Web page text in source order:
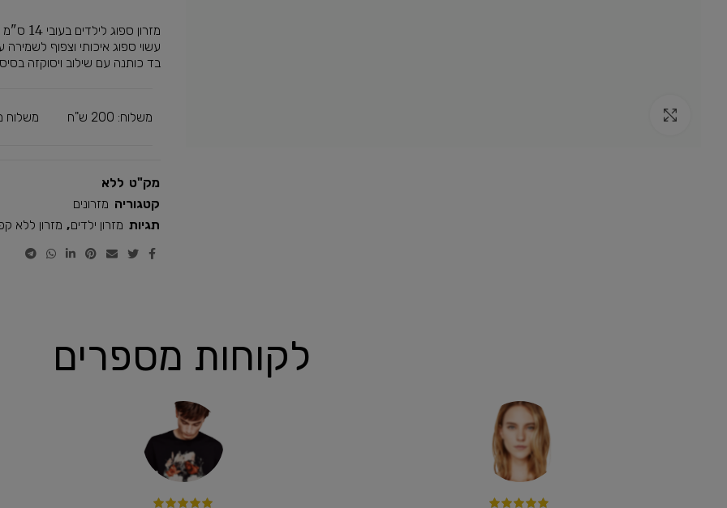
מזרון ספוג לילדים בעובי 14 ס"מ , מזרון אורטופדי תומך את כל הגוף של מותג SLEEPFIX
עשוי ספוג איכותי וצפוף לשמירה
בד כותנה עם שילוב ויסוקזה
משלוח: 200 ש"ח משלוח
מק"ט ללא
קטגוריה מזרונים
תגיות מזרון ילדים, מזרון ללא
לקוחות מספרים
מוצרים איכותיים ברמה גבוהה ושירות אדיב ונעים.
תודה רבה על שירות מדהים ! המוצרים ממש
היה מצויין , נשמח לקנות בשנית.